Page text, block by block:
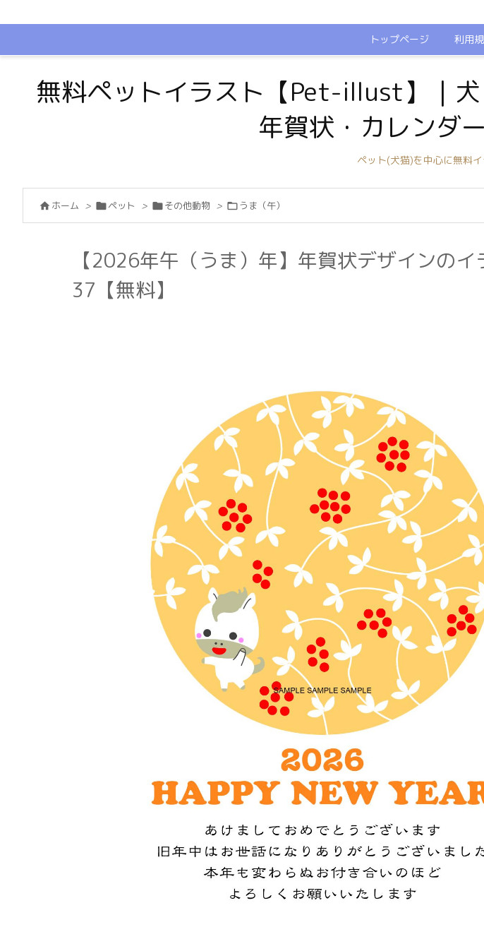
トップページ 利用
無料ペットイラスト【Pet-illust】｜犬
年賀状・カレンダ
ペット(犬猫)を中心に無料イ
 ホーム > ペット > その他動物 > うま（午）
【2026年午（うま）年】年賀状デザインのイ
37【無料】